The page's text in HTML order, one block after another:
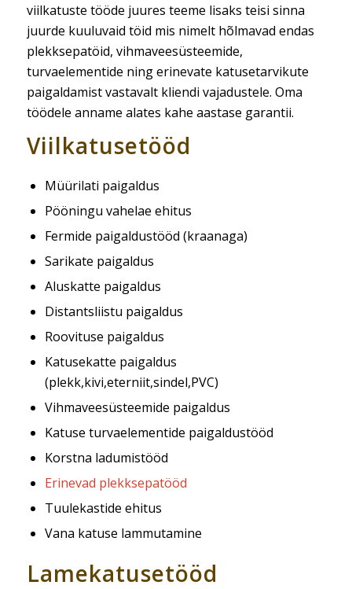
viilkatuste tööde juures teeme lisaks teisi sinna
juurde kuuluvaid töid mis nimelt hõlmavad endas
plekksepatöid, vihmaveesüsteemide,
turvaelementide ning erinevate katusetarvikute
paigaldamist vastavalt kliendi vajadustele. Oma
töödele anname alates kahe aastase garantii.
Viilkatusetööd
Müürilati paigaldus
Pööningu vahelae ehitus
Fermide paigaldustööd (kraanaga)
Sarikate paigaldus
Aluskatte paigaldus
Distantsliistu paigaldus
Roovituse paigaldus
Katusekatte paigaldus
(plekk,kivi,eterniit,sindel,PVC)
Vihmaveesüsteemide paigaldus
Katuse turvaelementide paigaldustööd
Korstna ladumistööd
Erinevad plekksepatööd
Tuulekastide ehitus
Vana katuse lammutamine
Lamekatusetööd